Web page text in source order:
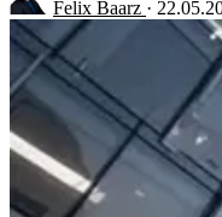
Felix Baarz ·